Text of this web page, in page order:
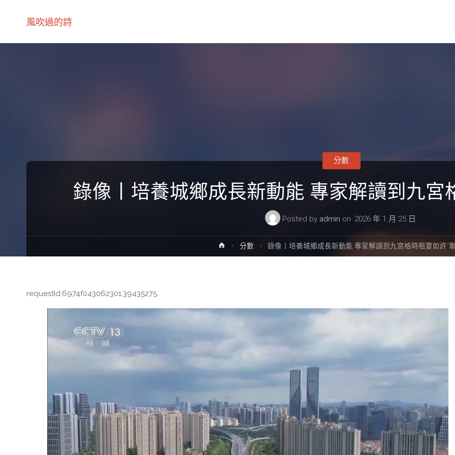
風吹過的詩
錄像丨培養城鄉成長新動能 專家解讀到九宮
Posted by admin on 2026 年 1 月 25 日
分數
Home分數 錄像丨培養城鄉成長新動能 專家解讀到九宮格時租要如許“
requestId:6974f043062301.39435275.